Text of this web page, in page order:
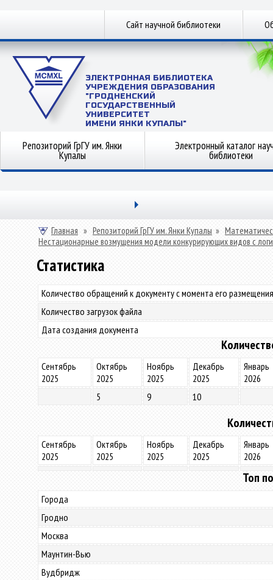
Сайт научной библиотеки
ЭЛЕКТРОННАЯ БИБЛИОТЕКА
УЧРЕЖДЕНИЯ ОБРАЗОВАНИЯ
"ГРОДНЕНСКИЙ
ГОСУДАРСТВЕННЫЙ
УНИВЕРСИТЕТ
ИМЕНИ ЯНКИ КУПАЛЫ"
Репозиторий ГрГУ им. Янки
Купалы
Электронный каталог
библиотеки
Главная » Репозиторий ГрГУ им. Янки Купалы »
Нестационарные возмущения модели конкурирующих видов с
Статистика
Количество обращений к документу с момента его
Количество загрузок файла
Дата создания документа
Сентябрь
2025
Октябрь
2025
Ноябрь
2025
Декабрь
2025
Январь
2026
5
9 10
Сентябрь
2025
Октябрь
2025
Ноябрь
2025
Декабрь
2025
Январь
2026
Топ
Города
Гродно
Москва
Маунтин-Вью
Вудбридж